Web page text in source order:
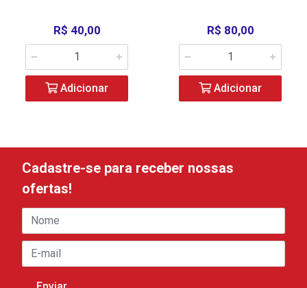
R$ 40,00
Adicionar
R$ 80,00
Adicionar
Cadastre-se para receber nossas
ofertas!